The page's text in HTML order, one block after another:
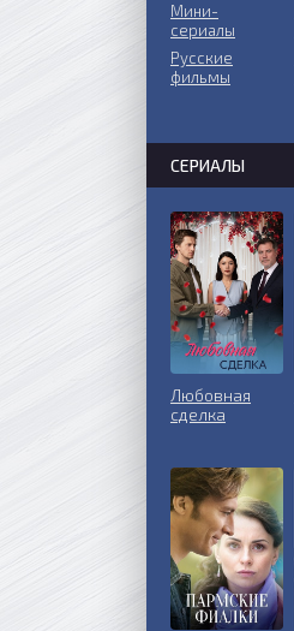
Мини-
сериалы
Русские
фильмы
СЕРИАЛЫ
Любовная
сделка